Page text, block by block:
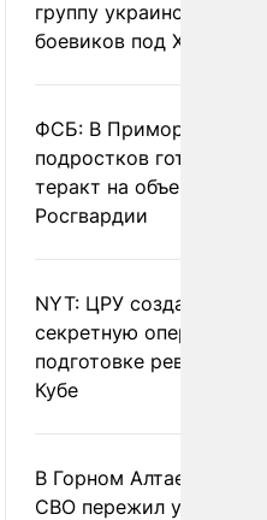
группу украинских
боевиков под
ФСБ: В Приморье трое
подростков готовили
теракт на объекте
Росгвардии
NYT: ЦРУ создало
секретную опергруппу
подготовке революции
Кубе
В Горном Алтае
СВО пережил удар